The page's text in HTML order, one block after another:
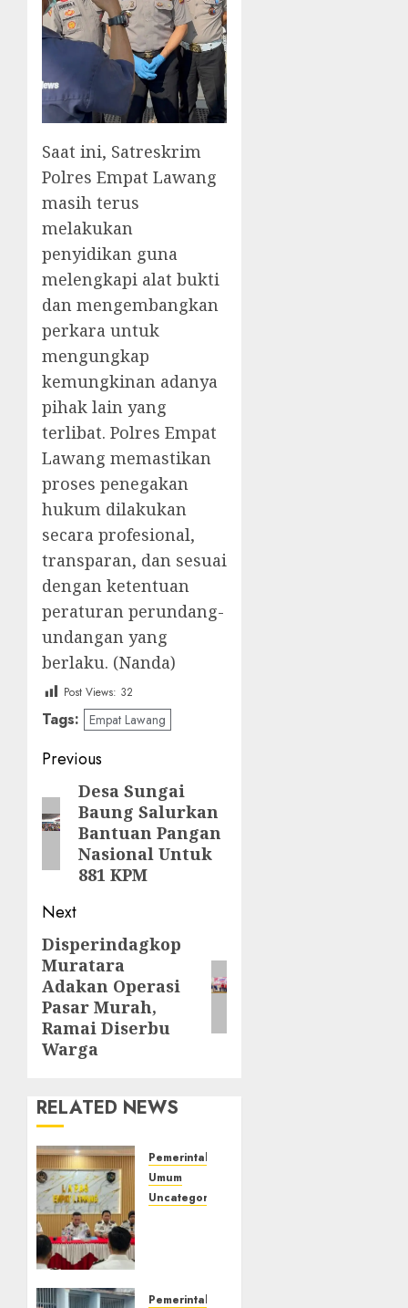
Saat ini, Satreskrim
Polres Empat Lawang
masih terus
melakukan
penyidikan guna
melengkapi alat bukti
dan mengembangkan
perkara untuk
mengungkap
kemungkinan adanya
pihak lain yang
terlibat. Polres Empat
Lawang memastikan
proses penegakan
hukum dilakukan
secara profesional,
transparan, dan sesuai
dengan ketentuan
peraturan perundang-
undangan yang
berlaku. (Nanda)
Post Views: 32
Tags: Empat Lawang
Post
navigation
Previous
Previous
post:
Desa Sungai
Baung Salurkan
Bantuan Pangan
Nasional Untuk
881 KPM
Next
Next
post:
Disperindagkop
Muratara
Adakan Operasi
Pasar Murah,
Ramai Diserbu
Warga
RELATED NEWS
Pemerintahan
Umum
Uncategorized
Persiapan
Pemerintahan